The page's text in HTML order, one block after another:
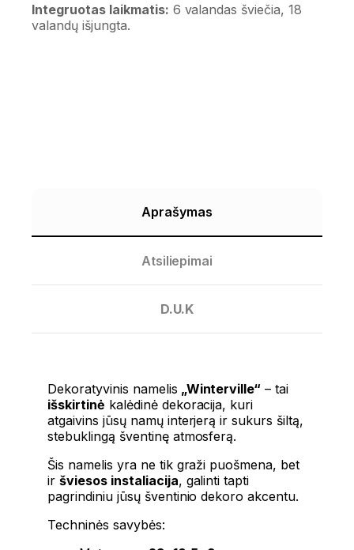
Integruotas laikmatis: 6 valandas šviečia, 18
valandų išjungta.
Aprašymas
Atsiliepimai
D.U.K
Dekoratyvinis namelis „Winterville“ – tai
išskirtinė kalėdinė dekoracija, kuri
atgaivins jūsų namų interjerą ir sukurs šiltą,
stebuklingą šventinę atmosferą.
Šis namelis yra ne tik graži puošmena, bet
ir šviesos instaliacija, galinti tapti
pagrindiniu jūsų šventinio dekoro akcentu.
Techninės savybės: